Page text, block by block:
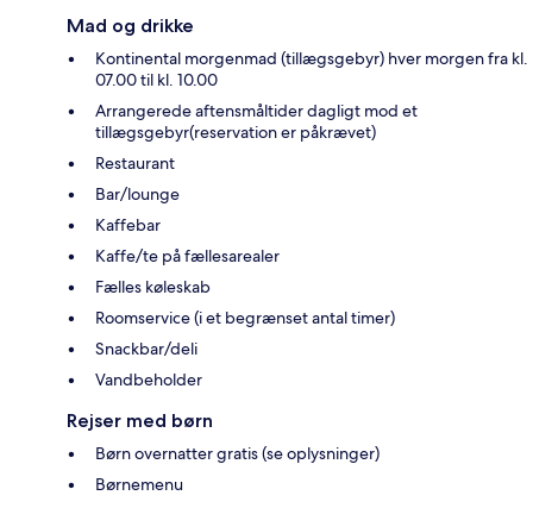
Mad og drikke
Kontinental morgenmad (tillægsgebyr) hver morgen fra kl.
07.00 til kl. 10.00
Arrangerede aftensmåltider dagligt mod et
tillægsgebyr(reservation er påkrævet)
Restaurant
Bar/lounge
Kaffebar
Kaffe/te på fællesarealer
Fælles køleskab
Roomservice (i et begrænset antal timer)
Snackbar/deli
Vandbeholder
Rejser med børn
Børn overnatter gratis (se oplysninger)
Børnemenu